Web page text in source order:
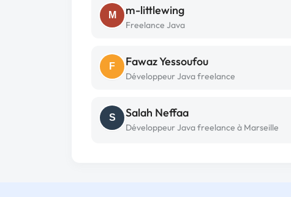
M m-littlewing
Freelance Java
F Fawaz Yessoufou
Développeur Java freelance
S Salah Neffaa
Développeur Java freelance à Marseille